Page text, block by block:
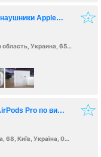
Беспроводные наушники Apple Airpods 2 (обычный кейс), гарантия+подарок
Одесса, Одесская область, Украина, 65000
Новая Партия AirPods Pro по вигідній ціні, тільки оригінал. Відправлю в день заказу. Залишилося 34 пари встигніть перші😉 замовлення приймаю без предоплати. Тільки оригінал!!!!!! 💰 Viber 380967097329 Писати на вайбер😉
вулиця Жилянська, 68, Київ, Україна, 02000